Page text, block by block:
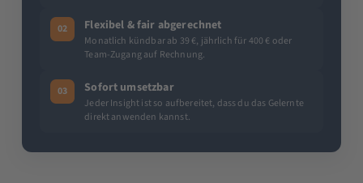
02 Flexibel & fair abgerechnet
Monatlich kündbar ab 39 €, jährlich für 400 € oder
Team-Zugang auf Rechnung.
03 Sofort umsetzbar
Jeder Insight ist so aufbereitet, dass du das Gelernte
direkt anwenden kannst.